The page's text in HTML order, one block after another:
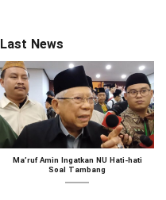
Last News
Ma’ruf Amin Ingatkan NU Hati-hati
Soal Tambang